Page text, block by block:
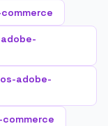
adobe-